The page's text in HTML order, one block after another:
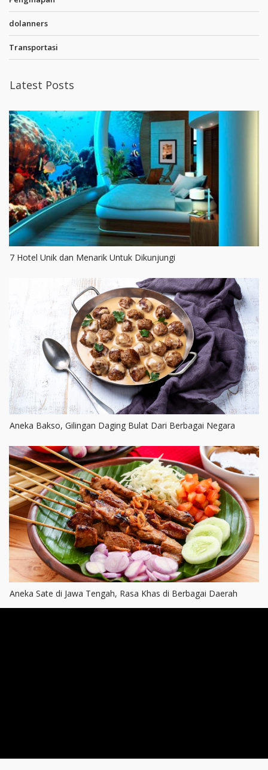
dolanners
Transportasi
Latest Posts
7 Hotel Unik dan Menarik Untuk Dikunjungi
Aneka Bakso, Gilingan Daging Bulat Dari Berbagai Negara
Aneka Sate di Jawa Tengah, Rasa Khas di Berbagai Daerah